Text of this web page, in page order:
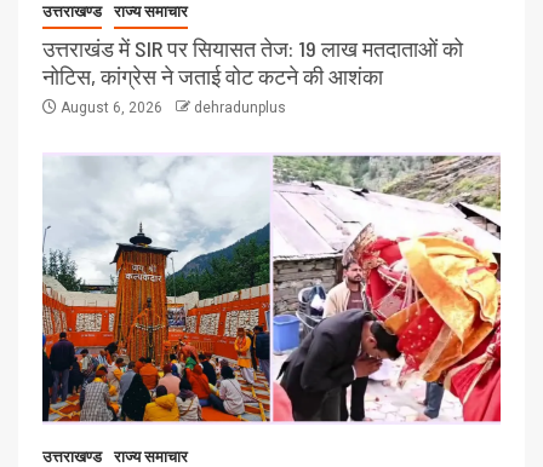
उत्तराखण्ड राज्य समाचार
उत्तराखंड में SIR पर सियासत तेज: 19 लाख मतदाताओं को
नोटिस, कांग्रेस ने जताई वोट कटने की आशंका
August 6, 2026 dehradunplus
उत्तराखण्ड राज्य समाचार